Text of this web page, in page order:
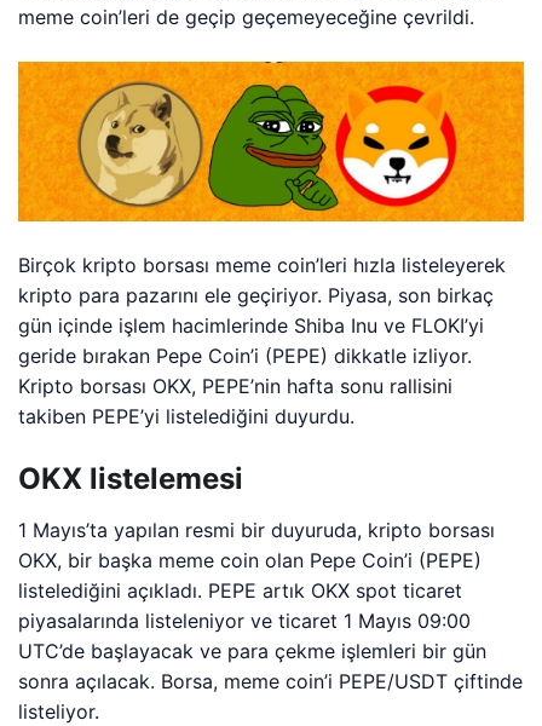
meme coin’leri de geçip geçemeyeceğine çevrildi.
Birçok kripto borsası meme coin’leri hızla listeleyerek
kripto para pazarını ele geçiriyor. Piyasa, son birkaç
gün içinde işlem hacimlerinde Shiba Inu ve FLOKI’yi
geride bırakan Pepe Coin’i (PEPE) dikkatle izliyor.
Kripto borsası OKX, PEPE’nin hafta sonu rallisini
takiben PEPE’yi listelediğini duyurdu.
OKX listelemesi
1 Mayıs’ta yapılan resmi bir duyuruda, kripto borsası
OKX, bir başka meme coin olan Pepe Coin’i (PEPE)
listelediğini açıkladı. PEPE artık OKX spot ticaret
piyasalarında listeleniyor ve ticaret 1 Mayıs 09:00
UTC’de başlayacak ve para çekme işlemleri bir gün
sonra açılacak. Borsa, meme coin’i PEPE/USDT çiftinde
listeliyor.